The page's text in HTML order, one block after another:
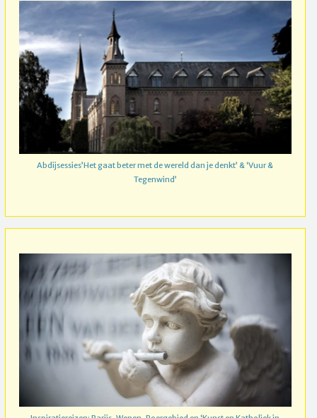
Abdijsessies’Het gaat beter met de wereld dan je denkt’ & ‘Vuur &
Tegenwind’